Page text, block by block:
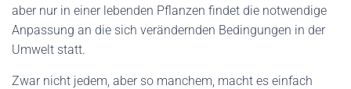
aber nur in einer lebenden Pflanzen findet die notwendige
Anpassung an die sich verändernden Bedingungen in der
Umwelt statt.
Zwar nicht jedem, aber so manchem, macht es einfach